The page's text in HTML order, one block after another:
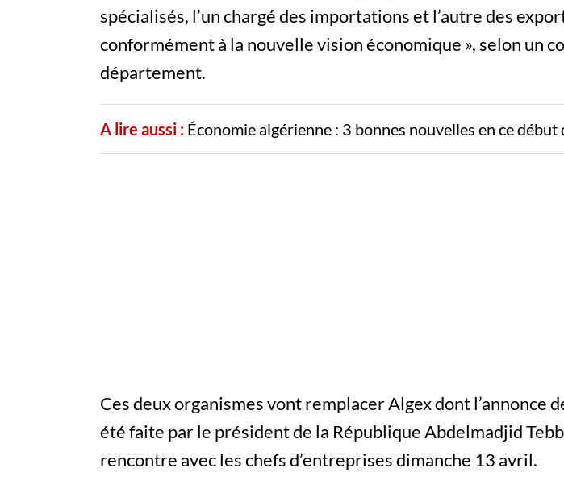
spécialisés, l’un chargé des importations et l’autre des
conformément à la nouvelle vision économique », selon un
département.
A lire aussi : Économie algérienne : 3 bonnes nouvelles en ce début
Ces deux organismes vont remplacer Algex dont l’annonce
été faite par le président de la République Abdelmadjid
rencontre avec les chefs d’entreprises dimanche 13 avril.